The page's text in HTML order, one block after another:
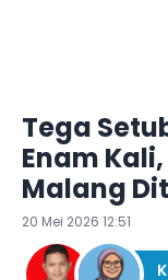
Tega
Enam
Malang
20 Mei 2026 12:51